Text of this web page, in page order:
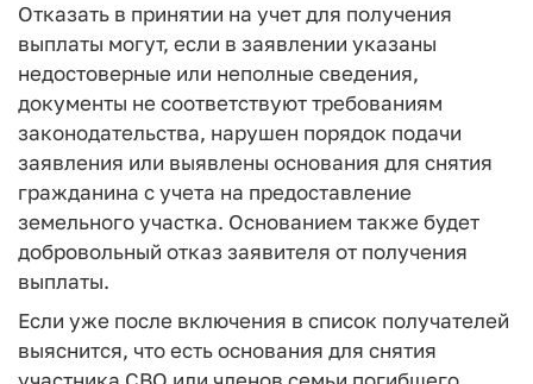
Отказать в принятии на учет для получения
выплаты могут, если в заявлении указаны
недостоверные или неполные сведения,
документы не соответствуют требованиям
законодательства, нарушен порядок подачи
заявления или выявлены основания для снятия
гражданина с учета на предоставление
земельного участка. Основанием также будет
добровольный отказ заявителя от получения
выплаты.
Если уже после включения в список получателей
выяснится, что есть основания для снятия